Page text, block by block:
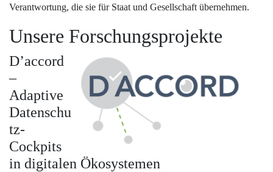
Verantwortung, die sie für Staat und Gesellschaft übernehmen.
Unsere Forschungsprojekte
D’accord
–
Adaptive
Datenschu
tz-
Cockpits
in digitalen Ökosystemen